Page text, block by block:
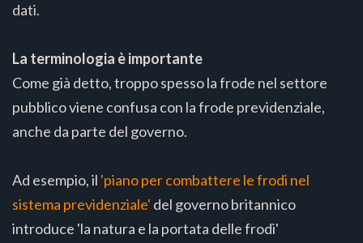
dati.
La terminologia è importante
Come già detto, troppo spesso la frode nel settore
pubblico viene confusa con la frode previdenziale,
anche da parte del governo.
Ad esempio, il 'piano per combattere le frodi nel
sistema previdenziale' del governo britannico
introduce 'la natura e la portata delle frodi'